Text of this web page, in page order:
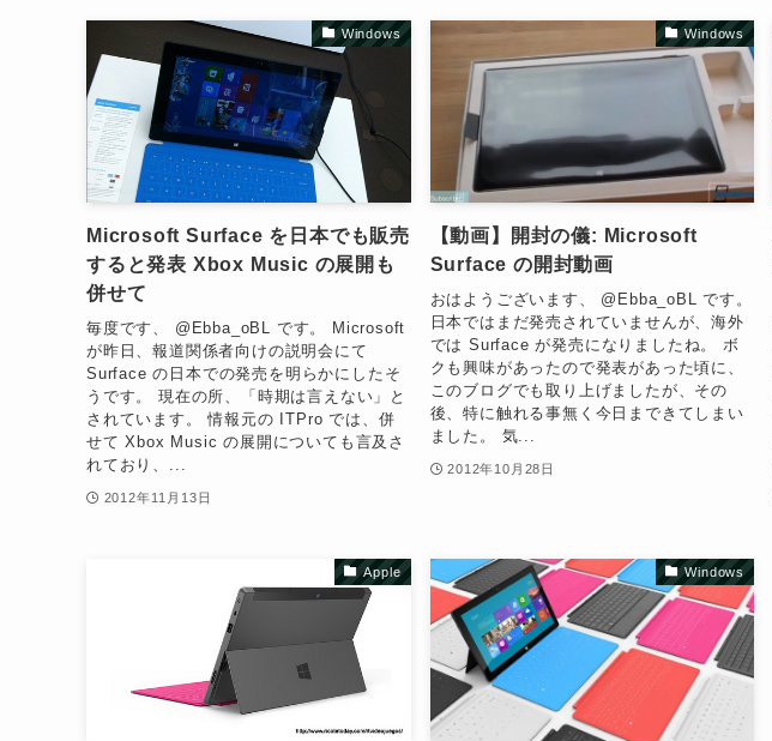
Windows
Microsoft Surface を日本でも販売
すると発表 Xbox Music の展開も
併せて
毎度です、 @Ebba_oBL です。 Microsoft
が昨日、報道関係者向けの説明会にて
Surface の日本での発売を明らかにしたそ
うです。 現在の所、「時期は言えない」と
されています。 情報元の ITPro では、併
せて Xbox Music の展開についても言及さ
れており、...
2012年11月13日
Windows
【動画】開封の儀: Microsoft
Surface の開封動画
おはようございます、 @Ebba_oBL です。
日本ではまだ発売されていませんが、海外
では Surface が発売になりましたね。 ボ
クも興味があったので発表があった頃に、
このブログでも取り上げましたが、その
後、特に触れる事無く今日まできてしまい
ました。 気...
2012年10月28日
Apple Windows